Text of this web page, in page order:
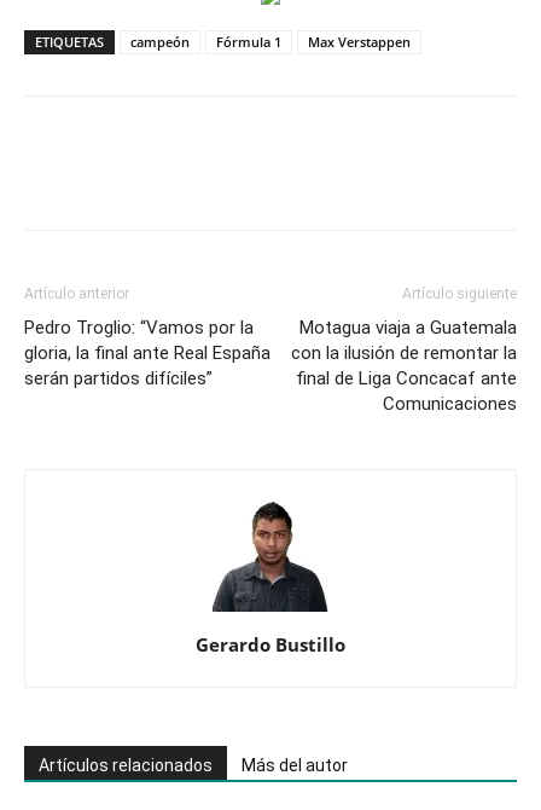
ETIQUETAS campeón Fórmula 1 Max Verstappen
Artículo anterior
Pedro Troglio: “Vamos por la
gloria, la final ante Real España
serán partidos difíciles”
Artículo siguiente
Motagua viaja a Guatemala
con la ilusión de remontar la
final de Liga Concacaf ante
Comunicaciones
Gerardo Bustillo
Artículos relacionados Más del autor